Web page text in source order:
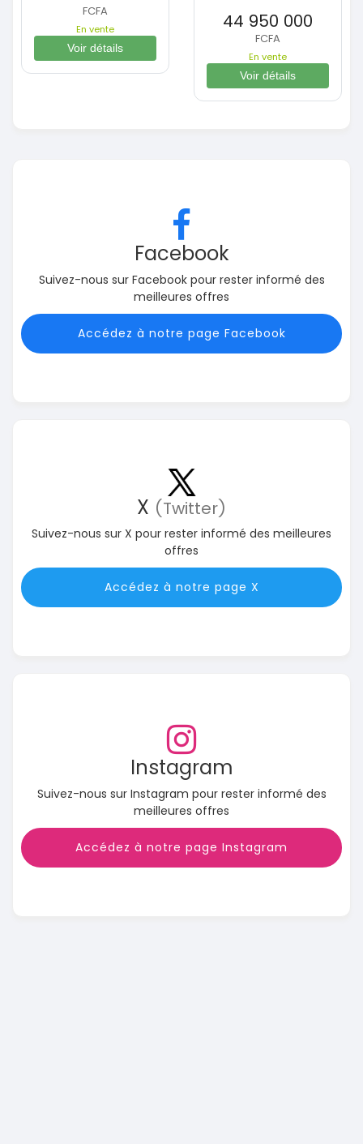
FCFA
En vente
Voir détails
44 950 000
FCFA
En vente
Voir détails
Facebook
Suivez-nous sur Facebook pour rester informé des
meilleures offres
Accédez à notre page Facebook
X (Twitter)
Suivez-nous sur X pour rester informé des meilleures
offres
Accédez à notre page X
Instagram
Suivez-nous sur Instagram pour rester informé des
meilleures offres
Accédez à notre page Instagram